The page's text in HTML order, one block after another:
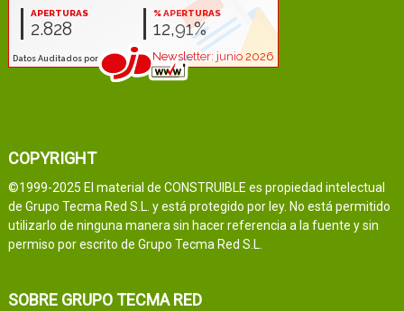
COPYRIGHT
©1999-2025 El material de CONSTRUIBLE es propiedad intelectual
de Grupo Tecma Red S.L. y está protegido por ley. No está permitido
utilizarlo de ninguna manera sin hacer referencia a la fuente y sin
permiso por escrito de Grupo Tecma Red S.L.
SOBRE GRUPO TECMA RED